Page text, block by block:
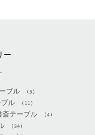
ー
ブル (5)
ル (11)
斎テーブル (4)
(34)